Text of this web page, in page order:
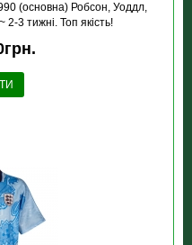
(основна) Робсон, Уоддл,
2-3 тижні. Топ якість!